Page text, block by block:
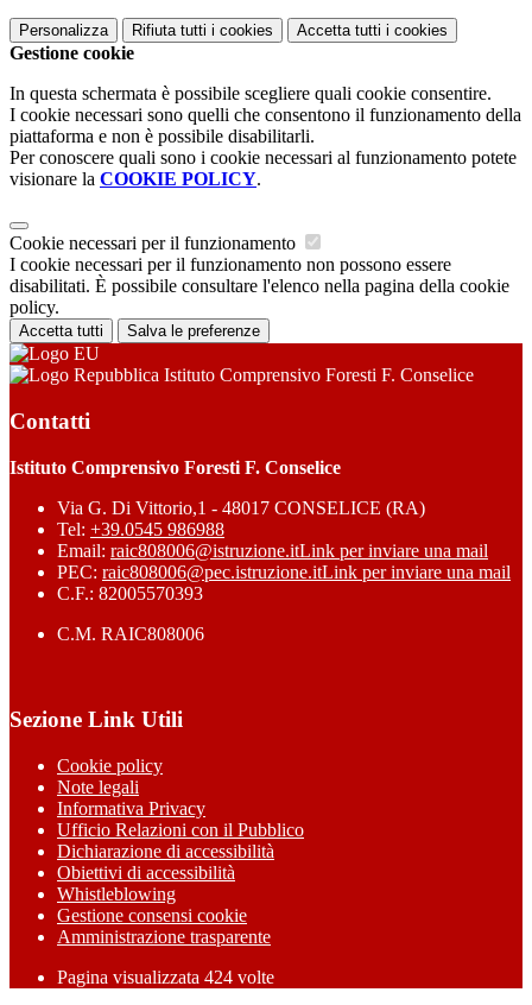
Personalizza Rifiuta tutti i cookies Accetta tutti i cookies
Gestione cookie
In questa schermata è possibile scegliere quali cookie consentire.
I cookie necessari sono quelli che consentono il funzionamento della
piattaforma e non è possibile disabilitarli.
Per conoscere quali sono i cookie necessari al funzionamento potete
visionare la COOKIE POLICY.
Cookie necessari per il funzionamento
I cookie necessari per il funzionamento non possono essere
disabilitati. È possibile consultare l'elenco nella pagina della cookie
policy.
Accetta tutti Salva le preferenze
Istituto Comprensivo Foresti F. Conselice
Contatti
Istituto Comprensivo Foresti F. Conselice
Via G. Di Vittorio,1 - 48017 CONSELICE (RA)
Tel: +39.0545 986988
Email: raic808006@istruzione.itLink per inviare una mail
PEC: raic808006@pec.istruzione.itLink per inviare una mail
C.F.: 82005570393
C.M. RAIC808006
Sezione Link Utili
Cookie policy
Note legali
Informativa Privacy
Ufficio Relazioni con il Pubblico
Dichiarazione di accessibilità
Obiettivi di accessibilità
Whistleblowing
Gestione consensi cookie
Amministrazione trasparente
Pagina visualizzata 424 volte